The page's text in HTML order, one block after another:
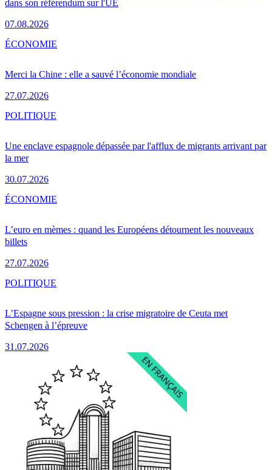
dans son référendum sur l'UE
07.08.2026
Merci la Chine : elle a sauvé l’économie mondiale
27.07.2026
ÉCONOMIE
Une enclave espagnole dépassée par l'afflux de migrants arrivant par
la mer
30.07.2026
POLITIQUE
L’euro en mèmes : quand les Européens détournent les nouveaux
billets
27.07.2026
ÉCONOMIE
L’Espagne sous pression : la crise migratoire de Ceuta met
Schengen à l’épreuve
31.07.2026
POLITIQUE